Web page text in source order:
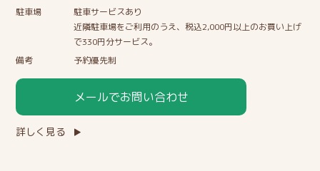
駐車場
駐車サービスあり
近隣駐車場をご利用のうえ、税込2,000円以上のお買い上げ
で330円分サービス。
備考
予約優先制
メールでお問い合わせ
詳しく見る